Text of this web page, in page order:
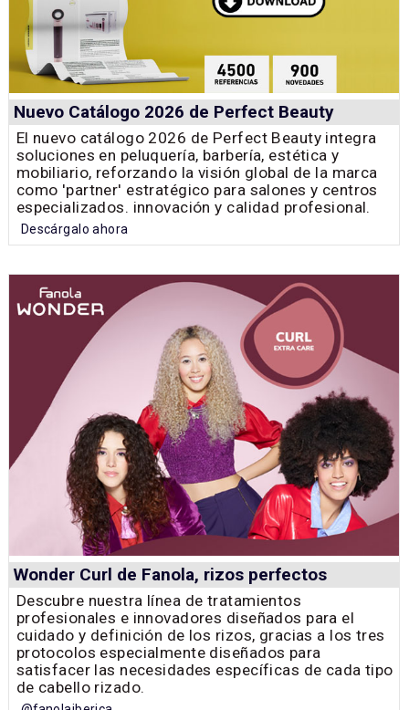
Nuevo Catálogo 2026 de Perfect Beauty
El nuevo catálogo 2026 de Perfect Beauty integra
soluciones en peluquería, barbería, estética y
mobiliario, reforzando la visión global de la marca
como 'partner' estratégico para salones y centros
especializados. innovación y calidad profesional.
Descárgalo ahora
Wonder Curl de Fanola, rizos perfectos
Descubre nuestra línea de tratamientos
profesionales e innovadores diseñados para el
cuidado y definición de los rizos, gracias a los tres
protocolos especialmente diseñados para
satisfacer las necesidades específicas de cada tipo
de cabello rizado.